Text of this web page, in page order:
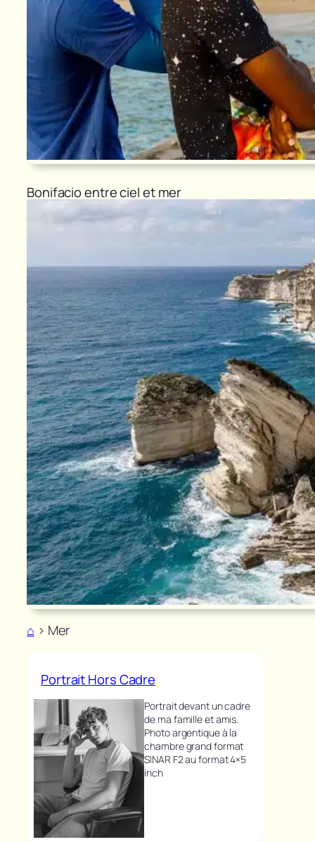
Bonifacio entre ciel et mer
⌂ > Mer
Portrait Hors Cadre
Portrait devant un cadre
de ma famille et amis.
Photo argentique à la
chambre grand format
SINAR F2 au format 4×5
inch